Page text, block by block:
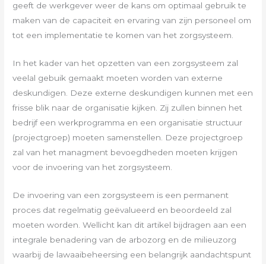
geeft de werkgever weer de kans om optimaal gebruik te
maken van de capaciteit en ervaring van zijn personeel om
tot een implementatie te komen van het zorgsysteem.
In het kader van het opzetten van een zorgsysteem zal
veelal gebuik gemaakt moeten worden van externe
deskundigen. Deze externe deskundigen kunnen met een
frisse blik naar de organisatie kijken. Zij zullen binnen het
bedrijf een werkprogramma en een organisatie structuur
(projectgroep) moeten samenstellen. Deze projectgroep
zal van het managment bevoegdheden moeten krijgen
voor de invoering van het zorgsysteem.
De invoering van een zorgsysteem is een permanent
proces dat regelmatig geëvalueerd en beoordeeld zal
moeten worden. Wellicht kan dit artikel bijdragen aan een
integrale benadering van de arbozorg en de milieuzorg
waarbij de lawaaibeheersing een belangrijk aandachtspunt